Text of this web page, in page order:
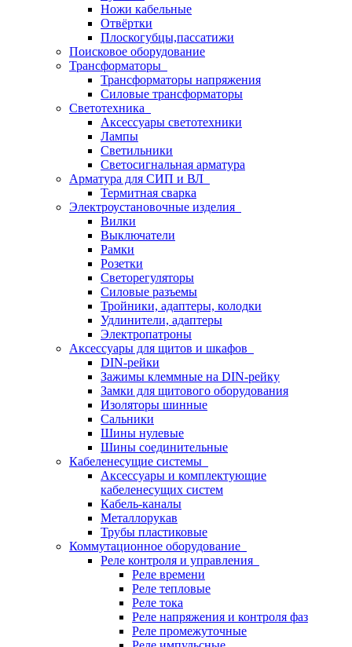
Ножи кабельные
Отвёртки
Плоскогубцы,пассатижи
Поисковое оборудование
Трансформаторы
Трансформаторы напряжения
Силовые трансформаторы
Светотехника
Аксессуары светотехники
Лампы
Светильники
Светосигнальная арматура
Арматура для СИП и ВЛ
Термитная сварка
Электроустановочные изделия
Вилки
Выключатели
Рамки
Розетки
Светорегуляторы
Силовые разъемы
Тройники, адаптеры, колодки
Удлинители, адаптеры
Электропатроны
Аксессуары для щитов и шкафов
DIN-рейки
Зажимы клеммные на DIN-рейку
Замки для щитового оборудования
Изоляторы шинные
Сальники
Шины нулевые
Шины соединительные
Кабеленесущие системы
Аксессуары и комплектующие
кабеленесущих систем
Кабель-каналы
Металлорукав
Трубы пластиковые
Коммутационное оборудование
Реле контроля и управления
Реле времени
Реле тепловые
Реле тока
Реле напряжения и контроля фаз
Реле промежуточные